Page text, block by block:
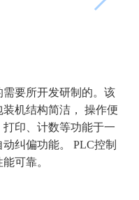
要所开发研制的。该
机结构简洁， 操作便
印、计数等功能于一
纠偏功能。 PLC控制
可靠。